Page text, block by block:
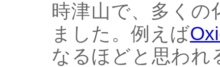
時津山で、多くの
ました。例えば
なるほどと思われ